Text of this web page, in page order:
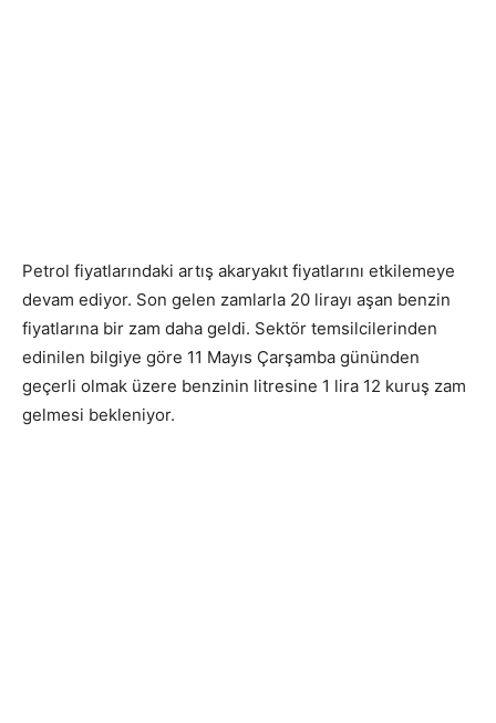
Petrol fiyatlarındaki artış akaryakıt fiyatlarını etkilemeye
devam ediyor. Son gelen zamlarla 20 lirayı aşan benzin
fiyatlarına bir zam daha geldi. Sektör temsilcilerinden
edinilen bilgiye göre 11 Mayıs Çarşamba gününden
geçerli olmak üzere benzinin litresine 1 lira 12 kuruş zam
gelmesi bekleniyor.